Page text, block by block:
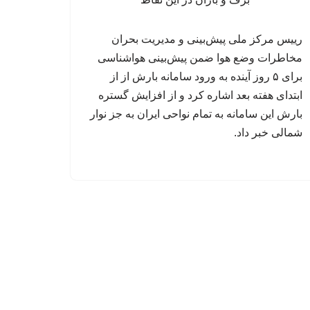
رییس مرکز ملی پیش‌بینی و مدیریت بحران
مخاطرات وضع هوا ضمن پیش‌بینی هواشناسی
برای ۵ روز آینده به ورود سامانه بارش از از
ابتدای هفته بعد اشاره کرد و از افزایش گستره
بارش‌ این سامانه به تمام نواحی ایران به جز نوار
شمالی خبر داد.